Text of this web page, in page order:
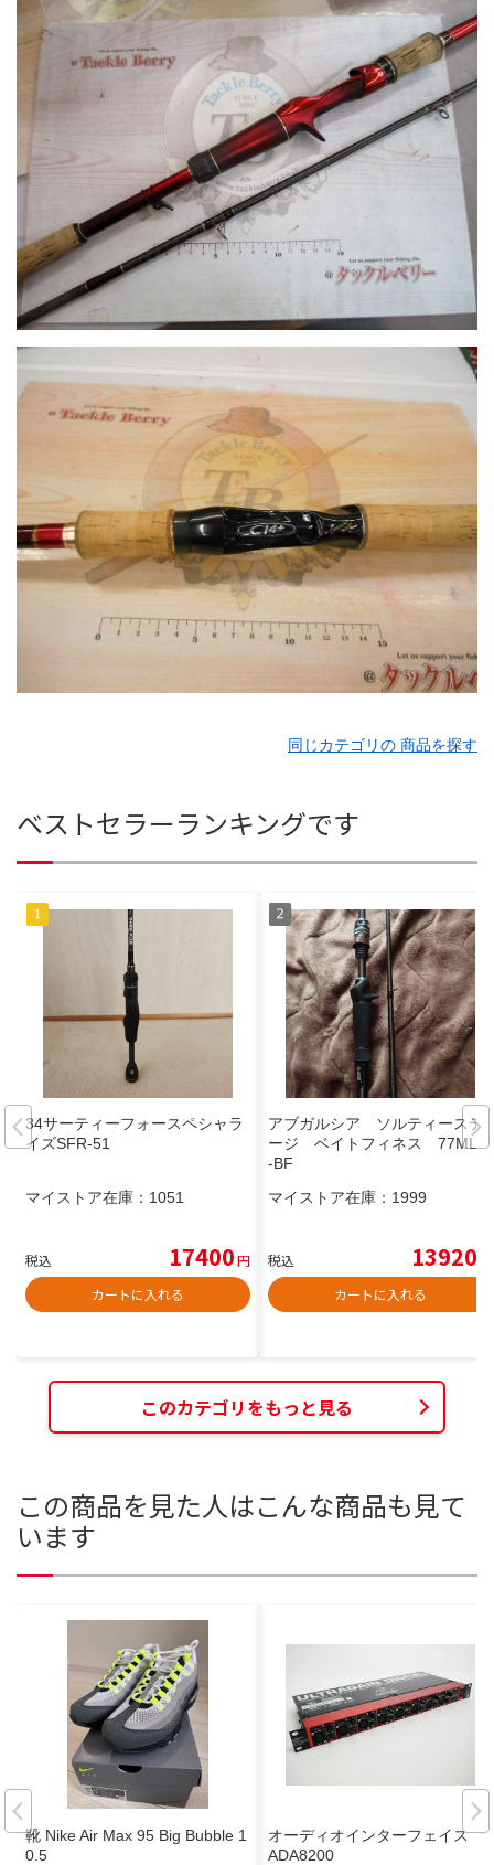
同じカテゴリの 商品を探す
ベストセラーランキングです
34サーティーフォースペシャラ
イズSFR-51
マイストア在庫： 1051
税込 17400円
カートに入れる
アブガルシア ソルティーステ
ージ ベイトフィネス 77ML T
-BF
マイストア在庫： 1999
税込 13920
カートに入れる
このカテゴリをもっと見る
この商品を見た人はこんな商品も見て
います
靴 Nike Air Max 95 Big Bubble 1
0.5
オーディオインターフェイス
ADA8200